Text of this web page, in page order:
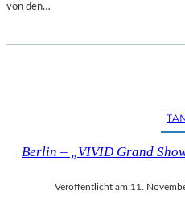
von den…
Berlin – „VIVID Grand
Veröffentlicht am:11.